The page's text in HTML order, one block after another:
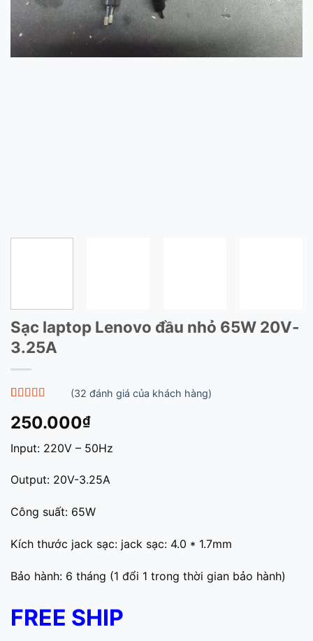
Sạc laptop Lenovo đầu nhỏ 65W 20V-
3.25A
trênđánh
giá
(32 đánh giá của khách hàng)
250.000₫
Input: 220V – 50Hz
Output: 20V-3.25A
Công suất: 65W
Kích thước jack sạc: jack sạc: 4.0 * 1.7mm
Bảo hành: 6 tháng (1 đổi 1 trong thời gian bảo hành)
FREE SHIP